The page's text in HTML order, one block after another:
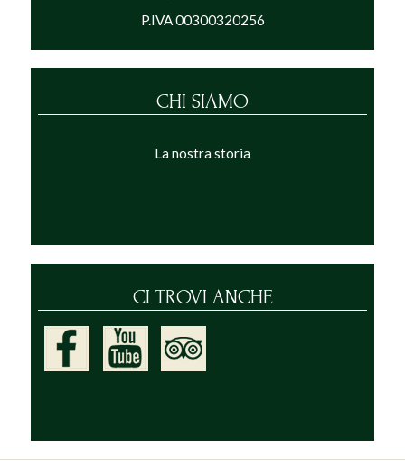
P.IVA 00300320256
CHI SIAMO
La nostra storia
CI TROVI ANCHE